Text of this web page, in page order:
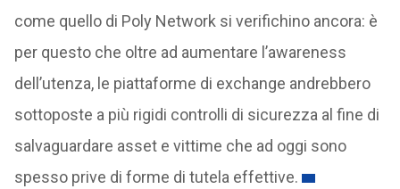
come quello di Poly Network si verifichino ancora: è
per questo che oltre ad aumentare l’awareness
dell’utenza, le piattaforme di exchange andrebbero
sottoposte a più rigidi controlli di sicurezza al fine di
salvaguardare asset e vittime che ad oggi sono
spesso prive di forme di tutela effettive.